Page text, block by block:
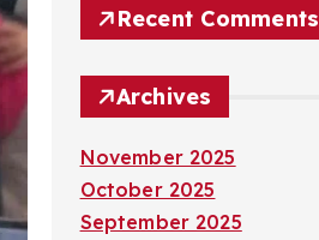
Recent Comments
Archives
November 2025
October 2025
September 2025